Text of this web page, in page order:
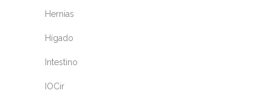
Hernias
Hígado
Intestino
IOCir